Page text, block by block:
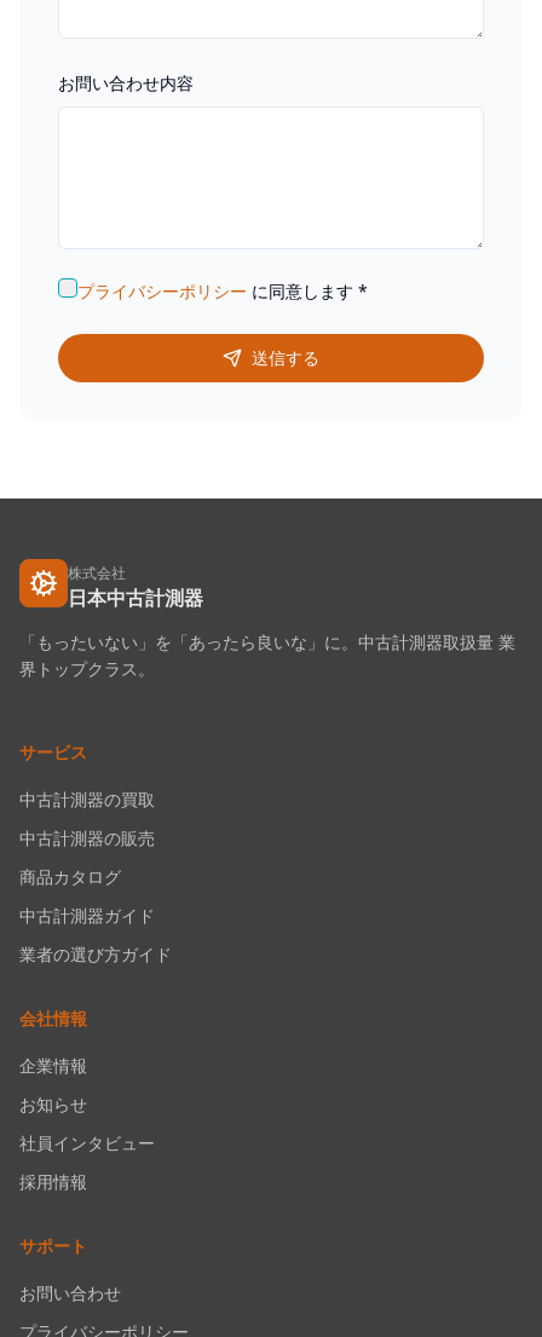
お問い合わせ内容
プライバシーポリシー に同意します *
送信する
株式会社
日本中古計測器
「もったいない」を「あったら良いな」に。中古計測器取扱量 業
界トップクラス。
サービス
中古計測器の買取
中古計測器の販売
商品カタログ
中古計測器ガイド
業者の選び方ガイド
会社情報
企業情報
お知らせ
社員インタビュー
採用情報
サポート
お問い合わせ
プライバシーポリシー